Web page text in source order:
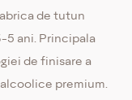
de tutun
5 ani. Principala
de finisare a
premium.